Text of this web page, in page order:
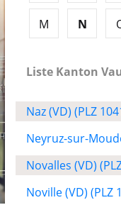
M N
Liste Kanton
Naz (VD) (PLZ
Neyruz-sur-
Novalles (VD)
Noville (VD) (PLZ